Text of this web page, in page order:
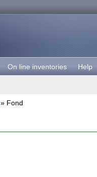
On line inventories Help
» Fond